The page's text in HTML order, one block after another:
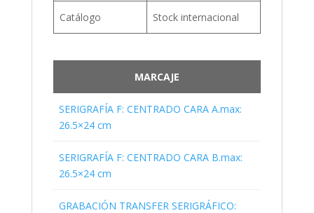
Catálogo Stock internacional
MARCAJE
SERIGRAFÍA F: CENTRADO CARA A.max:
26.5×24 cm
SERIGRAFÍA F: CENTRADO CARA B.max:
26.5×24 cm
GRABACIÓN TRANSFER SERIGRÁFICO: